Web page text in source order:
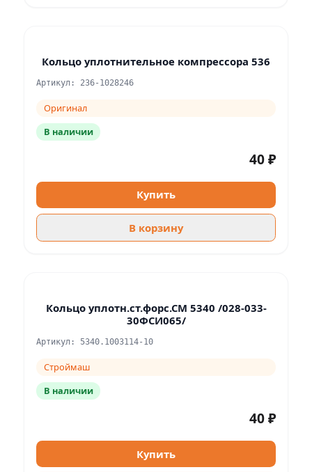
Кольцо уплотнительное компрессора 536
Артикул: 236-1028246
Оригинал
В наличии
40 ₽
Купить
В корзину
Кольцо уплотн.ст.форс.СМ 5340 /028-033-
30ФСИ065/
Артикул: 5340.1003114-10
Строймаш
В наличии
40 ₽
Купить